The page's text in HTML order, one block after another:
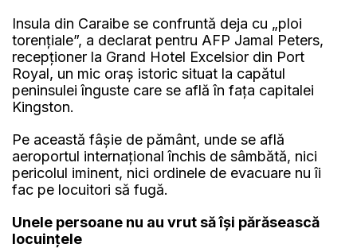
Insula din Caraibe se confruntă deja cu „ploi
torențiale”, a declarat pentru AFP Jamal Peters,
recepționer la Grand Hotel Excelsior din Port
Royal, un mic oraș istoric situat la capătul
peninsulei înguste care se află în fața capitalei
Kingston.
Pe această fâșie de pământ, unde se află
aeroportul internațional închis de sâmbătă, nici
pericolul iminent, nici ordinele de evacuare nu îi
fac pe locuitori să fugă.
Unele persoane nu au vrut să își părăsească
locuințele